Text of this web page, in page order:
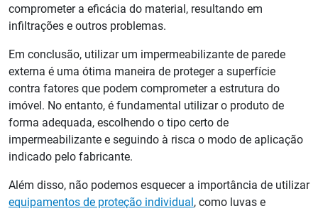
comprometer a eficácia do material, resultando em
infiltrações e outros problemas.
Em conclusão, utilizar um impermeabilizante de parede
externa é uma ótima maneira de proteger a superfície
contra fatores que podem comprometer a estrutura do
imóvel. No entanto, é fundamental utilizar o produto de
forma adequada, escolhendo o tipo certo de
impermeabilizante e seguindo à risca o modo de aplicação
indicado pelo fabricante.
Além disso, não podemos esquecer a importância de utilizar
equipamentos de proteção individual , como luvas e